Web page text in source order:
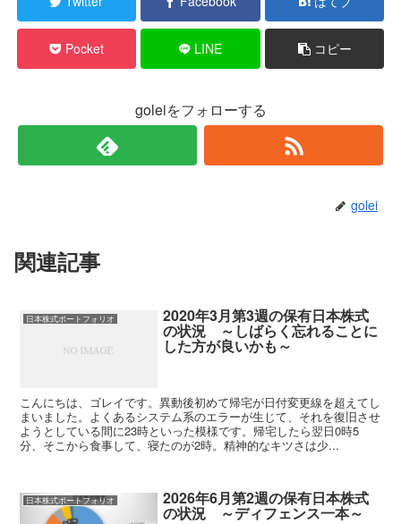
Pocket LINE コピー
goleiをフォローする
golei
関連記事
日本株式ポートフォリオ 2020年3月第3週の保有日本株式
の状況 ～しばらく忘れることに
した方が良いかも～
こんにちは、ゴレイです。異動後初めて帰宅が日付変更線を超えてし
まいました。よくあるシステム系のエラーが生じて、それを復旧させ
ようとしている間に23時といった模様です。帰宅したら翌日0時5
分、そこから食事して、寝たのが2時。精神的なキツさは少...
日本株式ポートフォリオ 2026年6月第2週の保有日本株式
の状況 ～ディフェンス一本～